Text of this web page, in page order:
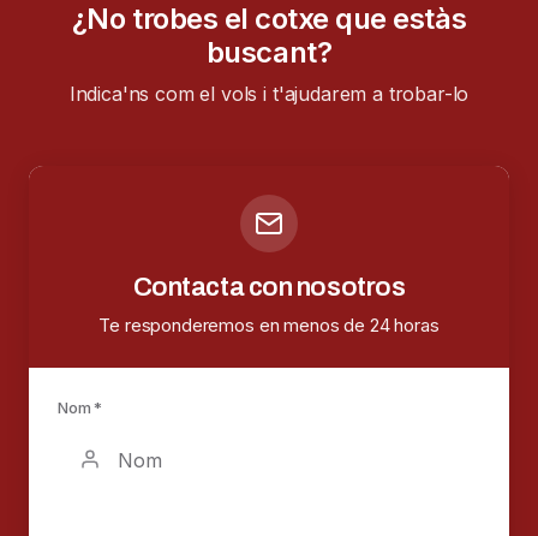
¿No trobes el cotxe que estàs
buscant?
Indica'ns com el vols i t'ajudarem a trobar-lo
Contacta con nosotros
Te responderemos en menos de 24 horas
Nom *